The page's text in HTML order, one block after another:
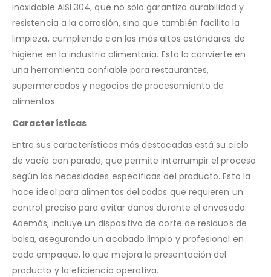
inoxidable AISI 304, que no solo garantiza durabilidad y
resistencia a la corrosión, sino que también facilita la
limpieza, cumpliendo con los más altos estándares de
higiene en la industria alimentaria. Esto la convierte en
una herramienta confiable para restaurantes,
supermercados y negocios de procesamiento de
alimentos.
Características
Entre sus características más destacadas está su ciclo
de vacío con parada, que permite interrumpir el proceso
según las necesidades específicas del producto. Esto la
hace ideal para alimentos delicados que requieren un
control preciso para evitar daños durante el envasado.
Además, incluye un dispositivo de corte de residuos de
bolsa, asegurando un acabado limpio y profesional en
cada empaque, lo que mejora la presentación del
producto y la eficiencia operativa.